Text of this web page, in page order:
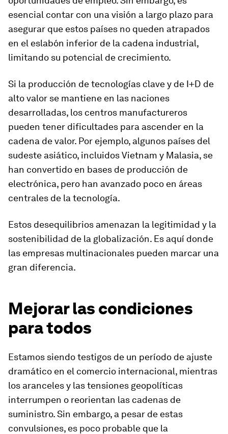
esencial contar con una visión a largo plazo para
asegurar que estos países no queden atrapados
en el eslabón inferior de la cadena industrial,
limitando su potencial de crecimiento.
Si la producción de tecnologías clave y de I+D de
alto valor se mantiene en las naciones
desarrolladas, los centros manufactureros
pueden tener dificultades para ascender en la
cadena de valor. Por ejemplo, algunos países del
sudeste asiático, incluidos Vietnam y Malasia, se
han convertido en bases de producción de
electrónica, pero han avanzado poco en áreas
centrales de la tecnología.
Estos desequilibrios amenazan la legitimidad y la
sostenibilidad de la globalización. Es aquí donde
las empresas multinacionales pueden marcar una
gran diferencia.
Mejorar las condiciones
para todos
Estamos siendo testigos de un período de ajuste
dramático en el comercio internacional, mientras
los aranceles y las tensiones geopolíticas
interrumpen o reorientan las cadenas de
suministro. Sin embargo, a pesar de estas
convulsiones, es poco probable que la